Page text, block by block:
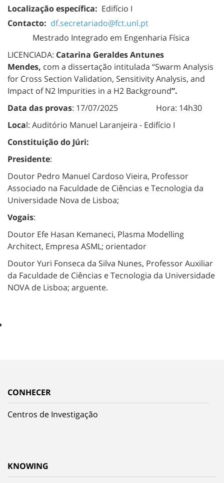
Localização específica: Edifício I
Contacto: df.secretariado@fct.unl.pt
Mestrado Integrado em Engenharia Física
LICENCIADA: Catarina Geraldes Antunes
Mendes, com a dissertação intitulada “Swarm Analysis
for Cross Section Validation, Sensitivity Analysis, and
Impact of N2 Impurities in a H2 Background”.
Data das provas: 17/07/2025 Hora: 14h30
Local: Auditório Manuel Laranjeira - Edifício I
Constituição do Júri:
Presidente:
Doutor Pedro Manuel Cardoso Vieira, Professor
Associado na Faculdade de Ciências e Tecnologia da
Universidade Nova de Lisboa;
Vogais:
Doutor Efe Hasan Kemaneci, Plasma Modelling
Architect, Empresa ASML; orientador
Doutor Yuri Fonseca da Silva Nunes, Professor Auxiliar
da Faculdade de Ciências e Tecnologia da Universidade
NOVA de Lisboa; arguente.
CONHECER
Centros de Investigação
KNOWING